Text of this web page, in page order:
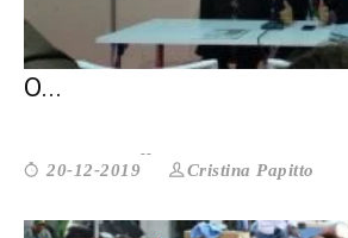
I LIBRI LIBERANO CHI STA
O...
20-12-2019 Cristina Papitto